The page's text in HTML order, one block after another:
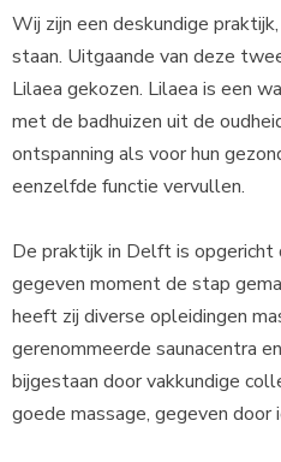
Wij zijn een deskundige
staan. Uitgaande van deze
Lilaea gekozen. Lilaea is een
met de badhuizen uit de
ontspanning als voor hun
eenzelfde functie vervullen.
De praktijk in Delft is opgericht
gegeven moment de stap
heeft zij diverse opleidingen
gerenommeerde saunacentra
bijgestaan door vakkundige
goede massage, gegeven door